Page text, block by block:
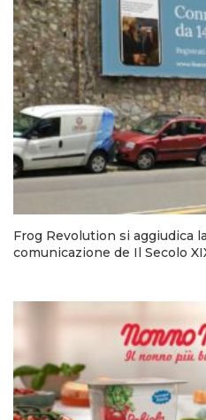
Frog Revolution si aggiudica
comunicazione de Il Secolo